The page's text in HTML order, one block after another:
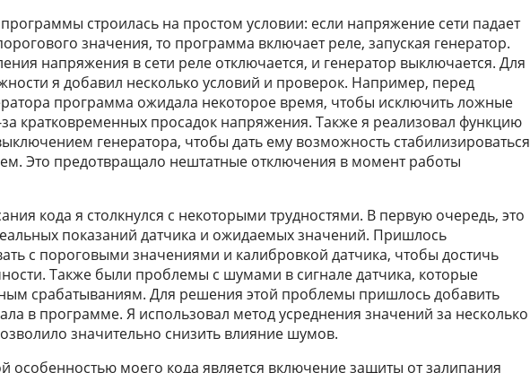
строилась на простом условии: если напряжение сети падает
значения, то программа включает реле, запуская генератор.
напряжения в сети реле отключается, и генератор выключается. Для
я добавил несколько условий и проверок. Например, перед
программа ожидала некоторое время, чтобы исключить ложные
кратковременных просадок напряжения. Также я реализовал функцию
генератора, чтобы дать ему возможность стабилизироваться
Это предотвращало нештатные отключения в момент работы
кода я столкнулся с некоторыми трудностями. В первую очередь, это
показаний датчика и ожидаемых значений. Пришлось
с пороговыми значениями и калибровкой датчика, чтобы достичь
Также были проблемы с шумами в сигнале датчика, которые
срабатываниям. Для решения этой проблемы пришлось добавить
в программе. Я использовал метод усреднения значений за несколько
значительно снизить влияние шумов.
особенностью моего кода является включение защиты от залипания